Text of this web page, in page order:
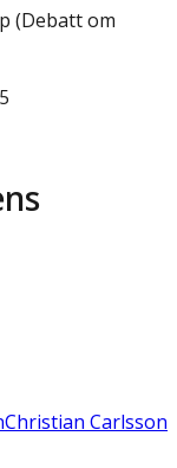
(Debatt om
Christian Carlsson